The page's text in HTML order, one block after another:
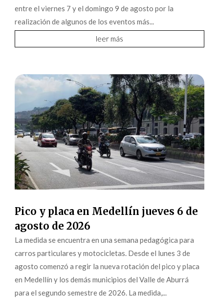
entre el viernes 7 y el domingo 9 de agosto por la
realización de algunos de los eventos más...
leer más
Pico y placa en Medellín jueves 6 de
agosto de 2026
La medida se encuentra en una semana pedagógica para
carros particulares y motocicletas. Desde el lunes 3 de
agosto comenzó a regir la nueva rotación del pico y placa
en Medellín y los demás municipios del Valle de Aburrá
para el segundo semestre de 2026. La medida,...